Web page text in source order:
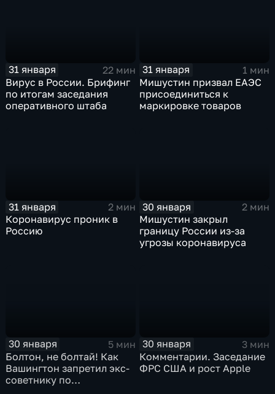
31 января
22 мин
Вирус в России. Брифинг
по итогам заседания
оперативного штаба
31 января
1 мин
Мишустин призвал ЕАЭС
присоединиться к
маркировке товаров
31 января
2 мин
Коронавирус проник в
Россию
30 января
2 мин
Мишустин закрыл
границу России из-за
угрозы коронавируса
30 января
5 мин
Болтон, не болтай! Как
Вашингтон запретил экс-
советнику по
30 января
3 мин
Комментарии. Заседание
ФРС США и рост Apple